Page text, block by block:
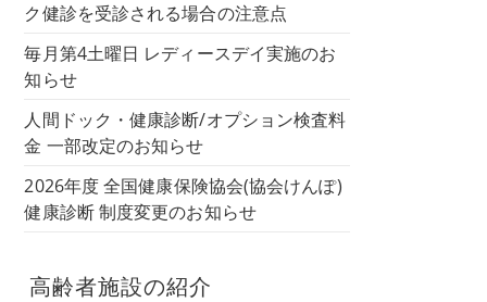
ク健診を受診される場合の注意点
毎月第4土曜日 レディースデイ実施のお
知らせ
人間ドック・健康診断/オプション検査料
金 一部改定のお知らせ
2026年度 全国健康保険協会(協会けんぽ)
健康診断 制度変更のお知らせ
高齢者施設の紹介